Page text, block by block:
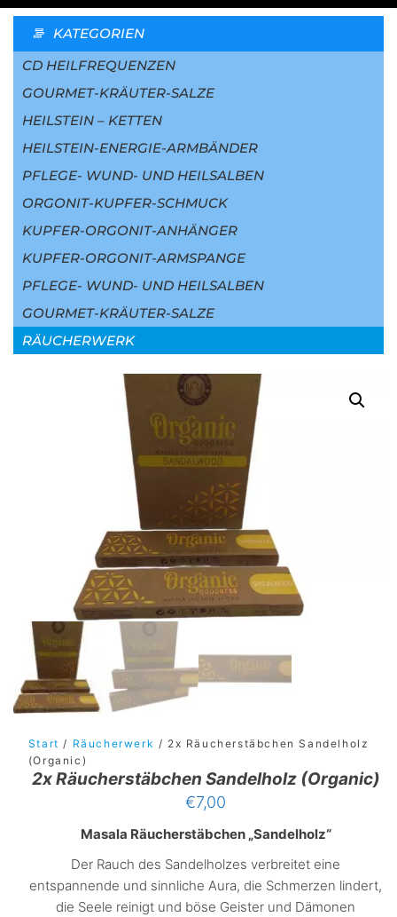
KATEGORIEN
CD HEILFREQUENZEN
GOURMET-KRÄUTER-SALZE
HEILSTEIN – KETTEN
HEILSTEIN-ENERGIE-ARMBÄNDER
PFLEGE- WUND- UND HEILSALBEN
ORGONIT-KUPFER-SCHMUCK
KUPFER-ORGONIT-ANHÄNGER
KUPFER-ORGONIT-ARMSPANGE
PFLEGE- WUND- UND HEILSALBEN
GOURMET-KRÄUTER-SALZE
RÄUCHERWERK
Start / Räucherwerk / 2x Räucherstäbchen Sandelholz
(Organic)
2x Räucherstäbchen Sandelholz (Organic)
€7,00
Masala Räucherstäbchen „Sandelholz“
Der Rauch des Sandelholzes verbreitet eine
entspannende und sinnliche Aura, die Schmerzen lindert,
die Seele reinigt und böse Geister und Dämonen